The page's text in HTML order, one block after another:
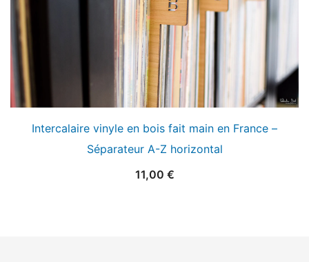
Intercalaire vinyle en bois fait main en France –
Séparateur A-Z horizontal
11,00 €